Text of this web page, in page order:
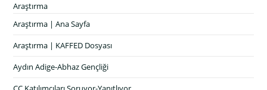
Araştırma
Araştırma | Ana Sayfa
Araştırma | KAFFED Dosyası
Aydın Adige-Abhaz Gençliği